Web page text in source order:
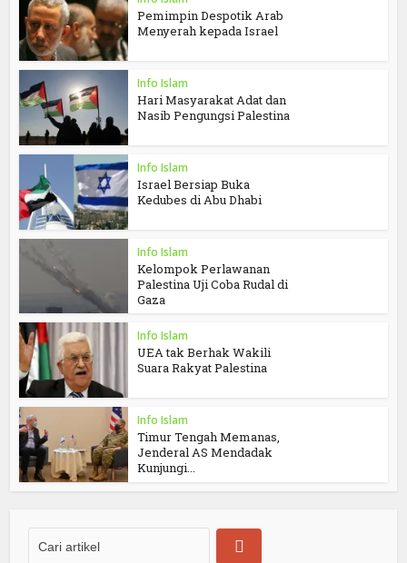
Pemimpin Despotik Arab
Menyerah kepada Israel
Info Islam
Hari Masyarakat Adat dan
Nasib Pengungsi Palestina
Info Islam
Israel Bersiap Buka
Kedubes di Abu Dhabi
Info Islam
Kelompok Perlawanan
Palestina Uji Coba Rudal di
Gaza
Info Islam
UEA tak Berhak Wakili
Suara Rakyat Palestina
Info Islam
Timur Tengah Memanas,
Jenderal AS Mendadak
Kunjungi...